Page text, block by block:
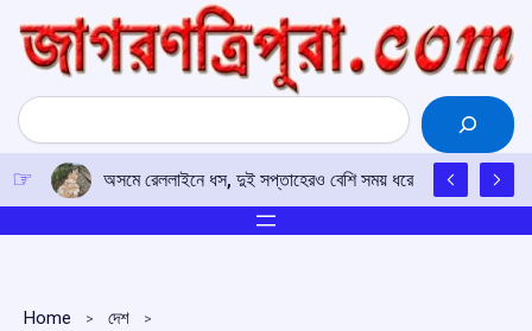
content
Search
অসমে রেললাইনে ধস, দুই সপ্তাহেরও বেশি সময় ধরে ব্যাহত ত্রিপুরা-
Home
দেশ